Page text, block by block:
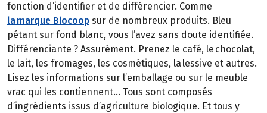
fonction d’identifier et de différencier. Comme
la marque Biocoop sur de nombreux produits. Bleu
pétant sur fond blanc, vous l’avez sans doute identifiée.
Différenciante ? Assurément. Prenez le café, le chocolat,
le lait, les fromages, les cosmétiques, la lessive et autres.
Lisez les informations sur l’emballage ou sur le meuble
vrac qui les contiennent… Tous sont composés
d’ingrédients issus d’agriculture biologique. Et tous y